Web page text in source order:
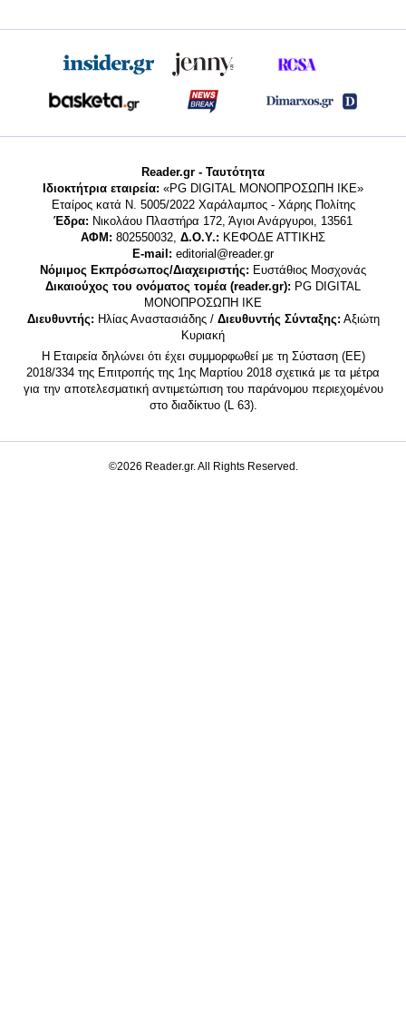
Reader.gr - Ταυτότητα
Ιδιοκτήτρια εταιρεία: «PG DIGITAL MONΟΠΡΟΣΩΠΗ ΙΚΕ»
Εταίρος κατά Ν. 5005/2022 Χαράλαμπος - Χάρης Πολίτης
Έδρα: Νικολάου Πλαστήρα 172, Άγιοι Ανάργυροι, 13561
ΑΦΜ: 802550032, Δ.Ο.Υ.: ΚΕΦΟΔΕ ΑΤΤΙΚΗΣ
E-mail: editorial@reader.gr
Νόμιμος Εκπρόσωπος/Διαχειριστής: Ευστάθιος Μοσχονάς
Δικαιούχος του ονόματος τομέα (reader.gr): PG DIGITAL
MONΟΠΡΟΣΩΠΗ ΙΚΕ
Διευθυντής: Ηλίας Αναστασιάδης / Διευθυντής Σύνταξης: Αξιώτη
Κυριακή
Η Εταιρεία δηλώνει ότι έχει συμμορφωθεί με τη Σύσταση (ΕΕ)
2018/334 της Επιτροπής της 1ης Μαρτίου 2018 σχετικά με τα μέτρα
για την αποτελεσματική αντιμετώπιση του παράνομου περιεχομένου
στο διαδίκτυο (L 63).
©2026 Reader.gr. All Rights Reserved.